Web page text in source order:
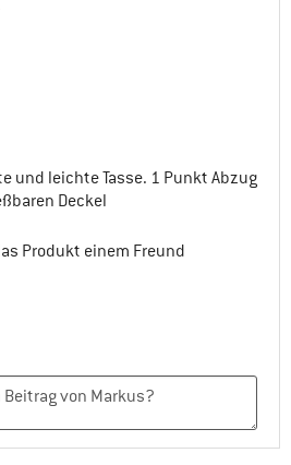
und leichte Tasse. 1 Punkt Abzug
Deckel
Produkt einem Freund